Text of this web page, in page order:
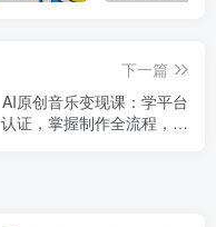
下一篇
AI原创音乐变现课：学平台
认证，掌握制作全流程，解